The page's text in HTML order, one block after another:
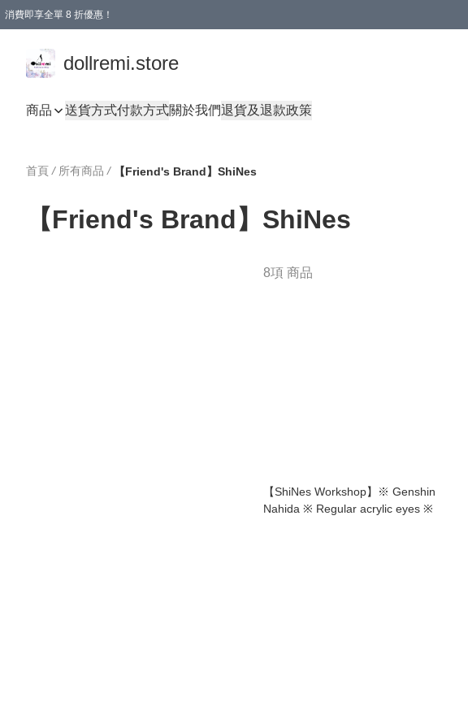
消費即享全單 8 折優惠！
dollremi.store
商品 送貨方式付款方式關於我們退貨及退款政策
首頁 / 所有商品 / 【Friend's Brand】ShiNes
【Friend's Brand】ShiNes
8項 商品
【ShiNes Workshop】※ Genshin
Nahida ※ Regular acrylic eyes ※